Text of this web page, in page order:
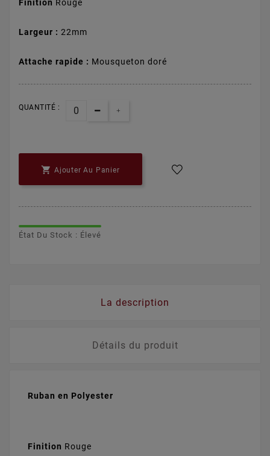
Finition Rouge
Largeur : 22mm
Attache rapide : Mousqueton doré
QUANTITÉ :
 Ajouter Au Panier
État Du Stock : Élevé
La description
Détails du produit
Ruban en Polyester
Finition Rouge